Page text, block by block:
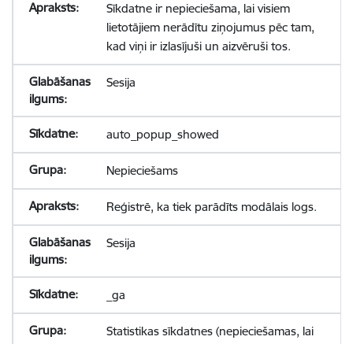
Sīkdatne ir nepieciešama, lai visiem
lietotājiem nerādītu ziņojumus pēc tam,
kad viņi ir izlasījuši un aizvēruši tos.
Sesija
auto_popup_showed
Nepieciešams
Reģistrē, ka tiek parādīts modālais logs.
Sesija
_ga
Statistikas sīkdatnes (nepieciešamas, lai